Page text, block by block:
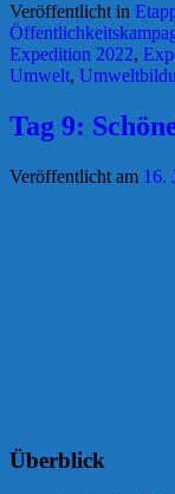
Veröffentlicht in
Expedition 2022,
Umwelt,
Tag 9:
Veröffentlicht am 16.
Überblick